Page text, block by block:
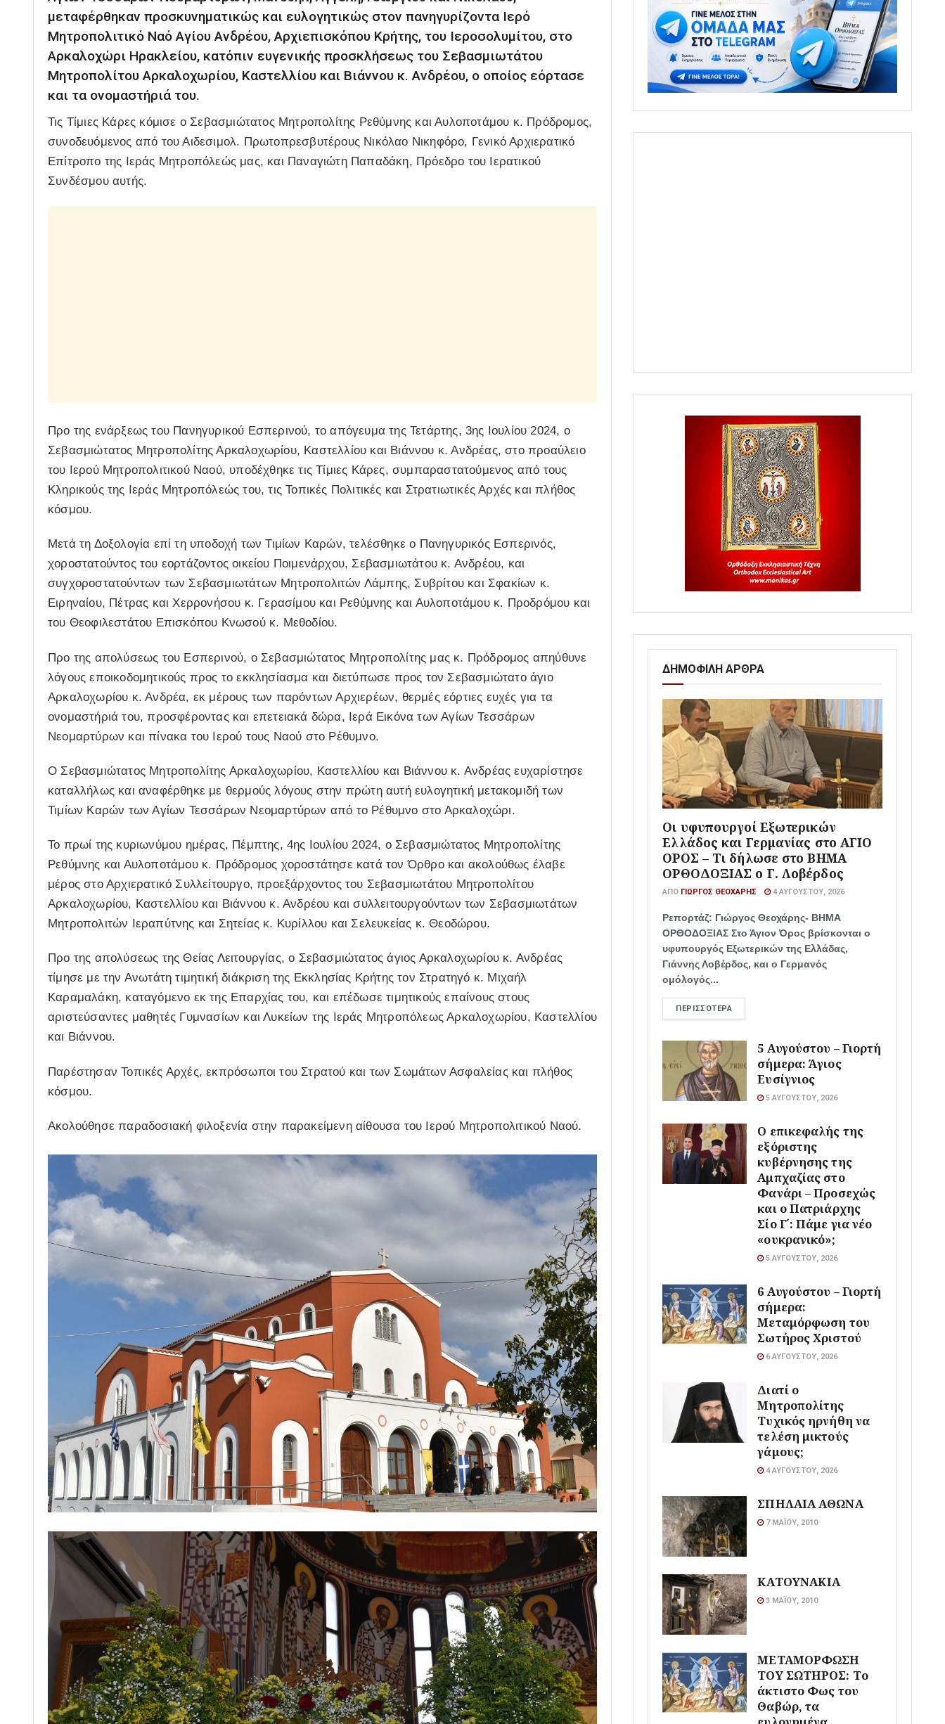
μεταφέρθηκαν προσκυνηματικώς και ευλογητικώς στον πανηγυρίζοντα Ιερό
Μητροπολιτικό Ναό Αγίου Ανδρέου, Αρχιεπισκόπου Κρήτης, του Ιεροσολυμίτου, στο
Αρκαλοχώρι Ηρακλείου, κατόπιν ευγενικής προσκλήσεως του Σεβασμιωτάτου
Μητροπολίτου Αρκαλοχωρίου, Καστελλίου και Βιάννου κ. Ανδρέου, ο οποίος εόρτασε
και τα ονομαστήριά του.
Τις Τίμιες Κάρες κόμισε ο Σεβασμιώτατος Μητροπολίτης Ρεθύμνης και Αυλοποτάμου κ. Πρόδρομος,
συνοδευόμενος από του Αιδεσιμολ. Πρωτοπρεσβυτέρους Νικόλαο Νικηφόρο, Γενικό Αρχιερατικό
Επίτροπο της Ιεράς Μητροπόλεώς μας, και Παναγιώτη Παπαδάκη, Πρόεδρο του Ιερατικού
Συνδέσμου αυτής.
Προ της ενάρξεως του Πανηγυρικού Εσπερινού, το απόγευμα της Τετάρτης, 3ης Ιουλίου 2024, ο
Σεβασμιώτατος Μητροπολίτης Αρκαλοχωρίου, Καστελλίου και Βιάννου κ. Ανδρέας, στο προαύλειο
του Ιερού Μητροπολιτικού Ναού, υποδέχθηκε τις Τίμιες Κάρες, συμπαραστατούμενος από τους
Κληρικούς της Ιεράς Μητροπόλεώς του, τις Τοπικές Πολιτικές και Στρατιωτικές Αρχές και πλήθος
κόσμου.
Μετά τη Δοξολογία επί τη υποδοχή των Τιμίων Καρών, τελέσθηκε ο Πανηγυρικός Εσπερινός,
χοροστατούντος του εορτάζοντος οικείου Ποιμενάρχου, Σεβασμιωτάτου κ. Ανδρέου, και
συγχοροστατούντων των Σεβασμιωτάτων Μητροπολιτών Λάμπης, Συβρίτου και Σφακίων κ.
Ειρηναίου, Πέτρας και Χερρονήσου κ. Γερασίμου και Ρεθύμνης και Αυλοποτάμου κ. Προδρόμου και
του Θεοφιλεστάτου Επισκόπου Κνωσού κ. Μεθοδίου.
Προ της απολύσεως του Εσπερινού, ο Σεβασμιώτατος Μητροπολίτης μας κ. Πρόδρομος απηύθυνε
λόγους εποικοδομητικούς προς το εκκλησίασμα και διετύπωσε προς τον Σεβασμιώτατο άγιο
Αρκαλοχωρίου κ. Ανδρέα, εκ μέρους των παρόντων Αρχιερέων, θερμές εόρτιες ευχές για τα
ονομαστήριά του, προσφέροντας και επετειακά δώρα, Ιερά Εικόνα των Αγίων Τεσσάρων
Νεομαρτύρων και πίνακα του Ιερού τους Ναού στο Ρέθυμνο.
Ο Σεβασμιώτατος Μητροπολίτης Αρκαλοχωρίου, Καστελλίου και Βιάννου κ. Ανδρέας ευχαρίστησε
καταλλήλως και αναφέρθηκε με θερμούς λόγους στην πρώτη αυτή ευλογητική μετακομιδή των
Τιμίων Καρών των Αγίων Τεσσάρων Νεομαρτύρων από το Ρέθυμνο στο Αρκαλοχώρι.
Το πρωί της κυριωνύμου ημέρας, Πέμπτης, 4ης Ιουλίου 2024, ο Σεβασμιώτατος Μητροπολίτης
Ρεθύμνης και Αυλοποτάμου κ. Πρόδρομος χοροστάτησε κατά τον Όρθρο και ακολούθως έλαβε
μέρος στο Αρχιερατικό Συλλείτουργο, προεξάρχοντος του Σεβασμιωτάτου Μητροπολίτου
Αρκαλοχωρίου, Καστελλίου και Βιάννου κ. Ανδρέου και συλλειτουργούντων των Σεβασμιωτάτων
Μητροπολιτών Ιεραπύτνης και Σητείας κ. Κυρίλλου και Σελευκείας κ. Θεοδώρου.
Προ της απολύσεως της Θείας Λειτουργίας, ο Σεβασμιώτατος άγιος Αρκαλοχωρίου κ. Ανδρέας
τίμησε με την Ανωτάτη τιμητική διάκριση της Εκκλησίας Κρήτης τον Στρατηγό κ. Μιχαήλ
Καραμαλάκη, καταγόμενο εκ της Επαρχίας του, και επέδωσε τιμητικούς επαίνους στους
αριστεύσαντες μαθητές Γυμνασίων και Λυκείων της Ιεράς Μητροπόλεως Αρκαλοχωρίου, Καστελλίου
και Βιάννου.
Παρέστησαν Τοπικές Αρχές, εκπρόσωποι του Στρατού και των Σωμάτων Ασφαλείας και πλήθος
κόσμου.
Ακολούθησε παραδοσιακή φιλοξενία στην παρακείμενη αίθουσα του Ιερού Μητροπολιτικού Ναού.
ΔΗΜΟΦΙΛΗ ΑΡΘΡΑ
Οι υφυπουργοί Εξωτερικών
Ελλάδος και Γερμανίας στο ΑΓΙΟ
ΟΡΟΣ – Τι δήλωσε στο ΒΗΜΑ
ΟΡΘΟΔΟΞΙΑΣ ο Γ. Λοβέρδος
ΑΠΌ ΓΙΏΡΓΟΣ ΘΕΟΧΆΡΗΣ 4 ΑΥΓΟΎΣΤΟΥ, 2026
Ρεπορτάζ: Γιώργος Θεοχάρης- ΒΗΜΑ
ΟΡΘΟΔΟΞΙΑΣ Στο Άγιον Όρος βρίσκονται ο
υφυπουργός Εξωτερικών της Ελλάδας,
Γιάννης Λοβέρδος, και ο Γερμανός
ομόλογός...
ΠΕΡΙΣΣΌΤΕΡΑ
5 Αυγούστου – Γιορτή
σήμερα: Άγιος
Ευσίγνιος
5 ΑΥΓΟΎΣΤΟΥ, 2026
Ο επικεφαλής της
εξόριστης
κυβέρνησης της
Αμπχαζίας στο
Φανάρι – Προσεχώς
και ο Πατριάρχης
Σίο Γ΄: Πάμε για νέο
«ουκρανικό»;
5 ΑΥΓΟΎΣΤΟΥ, 2026
6 Αυγούστου – Γιορτή
σήμερα:
Μεταμόρφωση του
Σωτήρος Χριστού
6 ΑΥΓΟΎΣΤΟΥ, 2026
Διατί ο
Μητροπολίτης
Τυχικός ηρνήθη να
τελέση μικτούς
γάμους;
4 ΑΥΓΟΎΣΤΟΥ, 2026
ΣΠΗΛΑΙΑ ΑΘΩΝΑ
7 ΜΑΪ́ΟΥ, 2010
ΚΑΤΟΥΝΑΚΙΑ
3 ΜΑΪ́ΟΥ, 2010
ΜΕΤΑΜΟΡΦΩΣΗ
ΤΟΥ ΣΩΤΗΡΟΣ: Το
άκτιστο Φως του
Θαβώρ, τα